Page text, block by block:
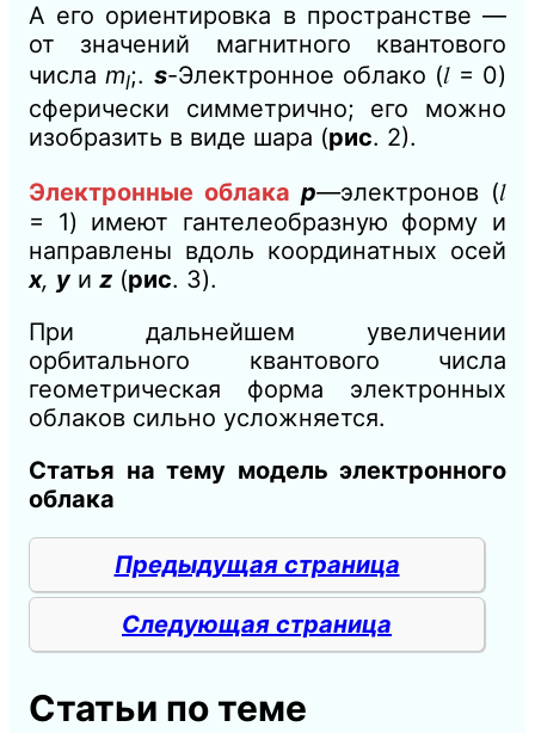
А его ориентировка в пространстве —
от значений магнитного квантового
числаml;. s-Электронное облако (l = 0)
сферически симметрично; его можно
изобразить в виде шара (рис. 2).
Электронные облака р—электронов (l
= 1) имеют гантелеобразную форму и
направлены вдоль координатных осей
х, у и z (рис. 3).
При дальнейшем увеличении
орбитального квантового числа
геометрическая форма электронных
облаков сильно усложняется.
Статья на тему модель электронного
облака
Предыдущая страница
Следующая страница
Статьи по теме